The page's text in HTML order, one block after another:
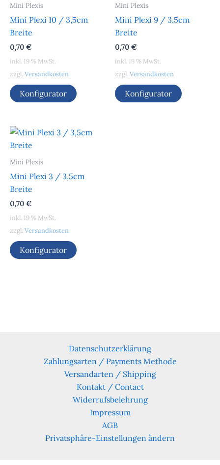
Mini Plexis
Mini Plexi 10 / 3,5cm
Breite
0,70 €
inkl. 19 % MwSt.
zzgl. Versandkosten
Konfigurator
Mini Plexis
Mini Plexi 9 / 3,5cm
Breite
0,70 €
inkl. 19 % MwSt.
zzgl. Versandkosten
Konfigurator
Mini Plexis
Mini Plexi 3 / 3,5cm
Breite
0,70 €
inkl. 19 % MwSt.
zzgl. Versandkosten
Konfigurator
Datenschutzerklärung
Zahlungsarten / Payments Methode
Versandarten / Shipping
Kontakt / Contact
Widerrufsbelehrung
Impressum
AGB
Privatsphäre-Einstellungen ändern